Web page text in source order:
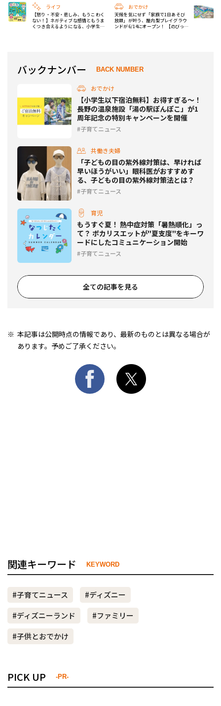
ライフ
【怒り・不安・悲しみ、もうこわく
ない！】ネガティブな感情ともうま
くつき合えるようになる、小学生の
おでかけ
天候を気にせず「家族で1日あそび
放題」が叶う、屋内型プレイグラウ
ンドが6/14にオープン！ 【のびっこ
バックナンバー BACK NUMBER
おでかけ
【小学生以下宿泊無料】お得すぎる～！
長野の温泉施設「湯の駅ぽんぽこ」が1
周年記念の特別キャンペーンを開催
子育てニュース
共働き夫婦
「子どもの目の紫外線対策は、早ければ
早いほうがいい」眼科医がおすすめす
る、子どもの目の紫外線対策法とは？
子育てニュース
育児
もうすぐ夏！ 熱中症対策「暑熱順化」っ
て？ ポカリスエットが"夏支度"をキーワ
ードにしたコミュニケーション開始
子育てニュース
全ての記事を見る
本記事は公開時点の情報であり、最新のものとは異なる場合が
あります。予めご了承ください。
関連キーワード KEYWORD
#子育てニュース
#ディズニー
#ディズニーランド
#ファミリー
#子供とおでかけ
PICK UP -PR-